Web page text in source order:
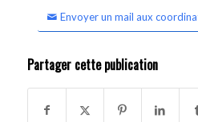
Envoyer un mail aux
Partager cette publication